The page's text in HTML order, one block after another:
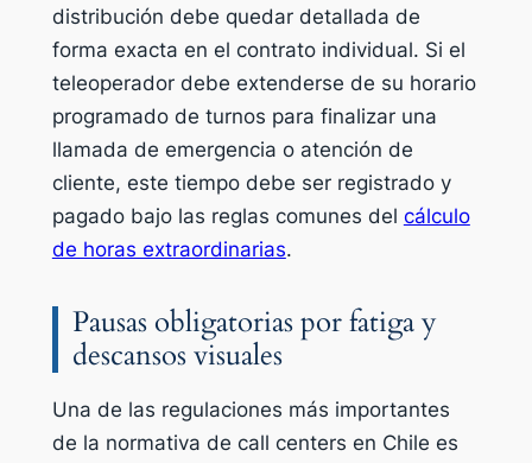
distribución debe quedar detallada de
forma exacta en el contrato individual. Si el
teleoperador debe extenderse de su horario
programado de turnos para finalizar una
llamada de emergencia o atención de
cliente, este tiempo debe ser registrado y
pagado bajo las reglas comunes del cálculo
de horas extraordinarias.
Pausas obligatorias por fatiga y
descansos visuales
Una de las regulaciones más importantes
de la normativa de call centers en Chile es